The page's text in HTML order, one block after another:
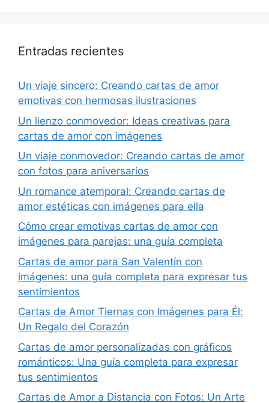
Entradas recientes
Un viaje sincero: Creando cartas de amor
emotivas con hermosas ilustraciones
Un lienzo conmovedor: Ideas creativas para
cartas de amor con imágenes
Un viaje conmovedor: Creando cartas de amor
con fotos para aniversarios
Un romance atemporal: Creando cartas de
amor estéticas con imágenes para ella
Cómo crear emotivas cartas de amor con
imágenes para parejas: una guía completa
Cartas de amor para San Valentín con
imágenes: una guía completa para expresar tus
sentimientos
Cartas de Amor Tiernas con Imágenes para Él:
Un Regalo del Corazón
Cartas de amor personalizadas con gráficos
románticos: Una guía completa para expresar
tus sentimientos
Cartas de Amor a Distancia con Fotos: Un Arte